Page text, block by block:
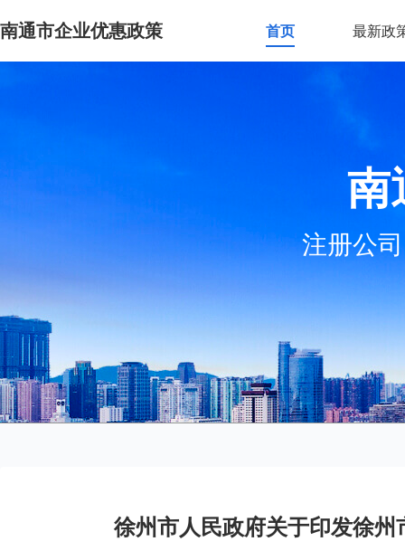
南通市企业优惠政策 首页 最新政
南
注册公
徐州市人民政府关于印发徐